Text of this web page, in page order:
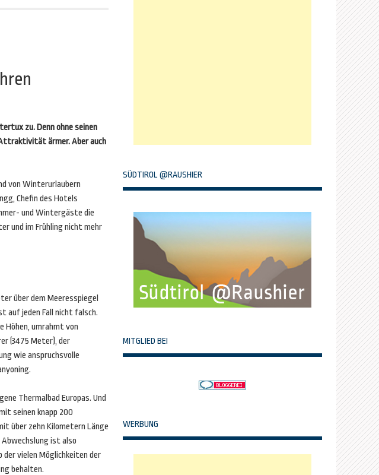
zu. Denn ohne seinen
Attraktivität ärmer. Aber auch
von Winterurlaubern
Chefin des Hotels
und Wintergäste die
und im Frühling nicht mehr
über dem Meeresspiegel
auf jeden Fall nicht falsch.
Höhen, umrahmt von
(3475 Meter), der
wie anspruchsvolle
Thermalbad Europas. Und
seinen knapp 200
über zehn Kilometern Länge
ist also
der vielen Möglichkeiten der
behalten.
SÜDTIROL @RAUSHIER
MITGLIED BEI
WERBUNG